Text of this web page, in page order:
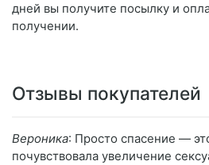
дней вы получите посылку и
получении.
Отзывы покупателей
Вероника: Просто спасение —
почувствовала увеличение